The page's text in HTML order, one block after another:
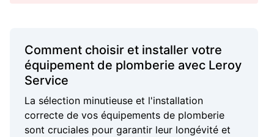
Comment choisir et installer votre
équipement de plomberie avec Leroy
Service
La sélection minutieuse et l'installation
correcte de vos équipements de plomberie
sont cruciales pour garantir leur longévité et